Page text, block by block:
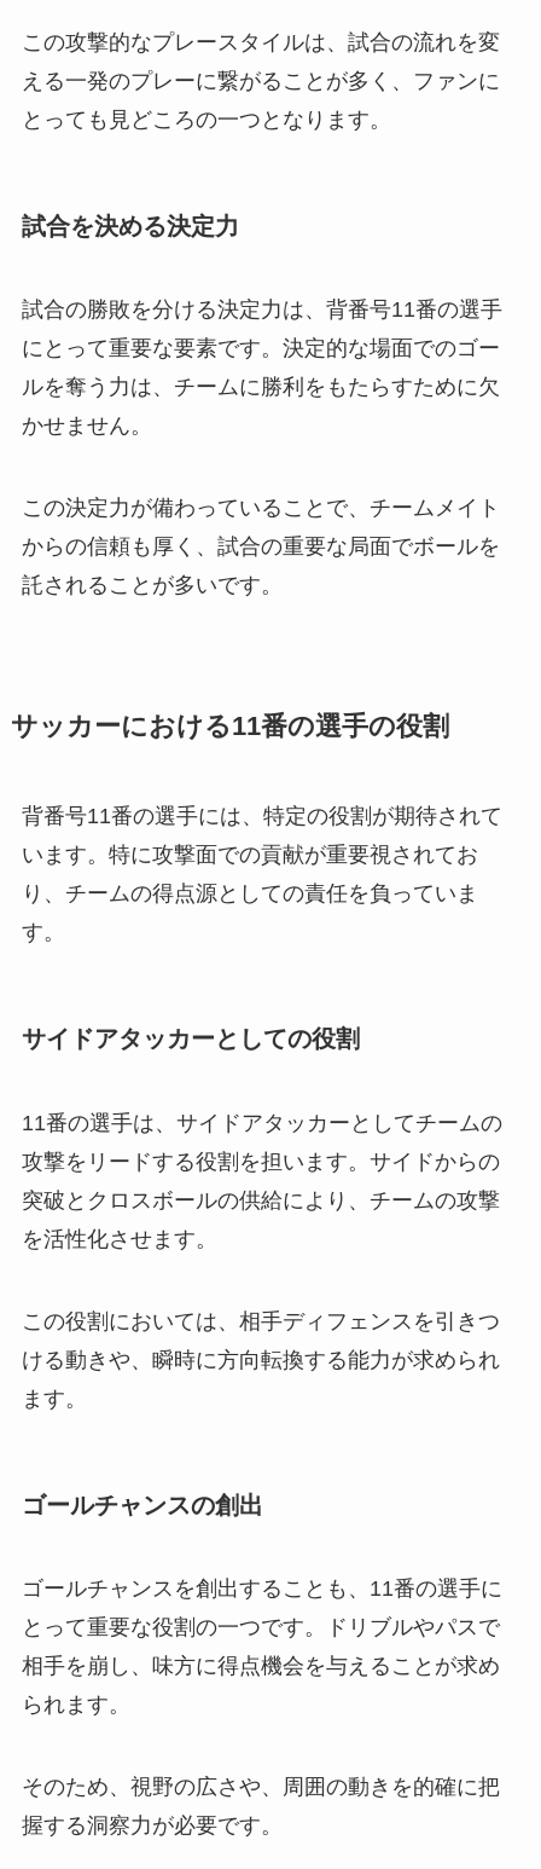
この攻撃的なプレースタイルは、試合の流れを変
える一発のプレーに繋がることが多く、ファンに
とっても見どころの一つとなります。
試合を決める決定力
試合の勝敗を分ける決定力は、背番号11番の選手
にとって重要な要素です。決定的な場面でのゴー
ルを奪う力は、チームに勝利をもたらすために欠
かせません。
この決定力が備わっていることで、チームメイト
からの信頼も厚く、試合の重要な局面でボールを
託されることが多いです。
サッカーにおける11番の選手の役割
背番号11番の選手には、特定の役割が期待されて
います。特に攻撃面での貢献が重要視されてお
り、チームの得点源としての責任を負っていま
す。
サイドアタッカーとしての役割
11番の選手は、サイドアタッカーとしてチームの
攻撃をリードする役割を担います。サイドからの
突破とクロスボールの供給により、チームの攻撃
を活性化させます。
この役割においては、相手ディフェンスを引きつ
ける動きや、瞬時に方向転換する能力が求められ
ます。
ゴールチャンスの創出
ゴールチャンスを創出することも、11番の選手に
とって重要な役割の一つです。ドリブルやパスで
相手を崩し、味方に得点機会を与えることが求め
られます。
そのため、視野の広さや、周囲の動きを的確に把
握する洞察力が必要です。